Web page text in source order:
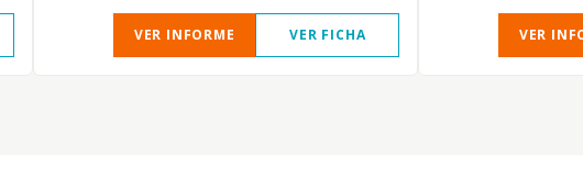
VER INFORME VER FICHA VER